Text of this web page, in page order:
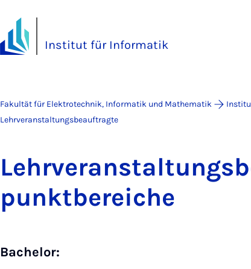
Institut für Informatik
Fakultät für Elektrotechnik, Informatik und Mathematik
Lehrveranstaltungsbeauftragte
punkt­be­rei­che
Bachelor: